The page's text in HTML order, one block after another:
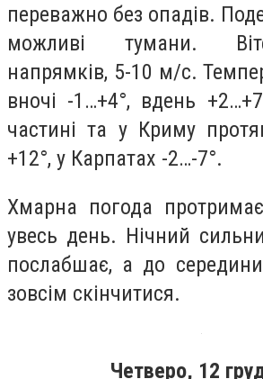
переважно без опадів.
можливі тумани.
напрямків, 5-10 м/с.
вночі -1…+4°, вдень
частині та у Криму
+12°, у Карпатах -2…-7°.
Хмарна погода
увесь день. Нічний
послабшає, а до
зовсім скінчитися.
Четверо, 12